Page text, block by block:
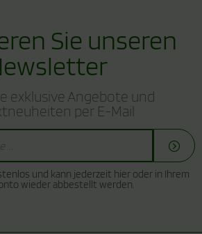
Sie unseren
exklusive Angebote und
per E-Mail
und kann jederzeit hier oder in Ihrem
wieder abbestellt werden.